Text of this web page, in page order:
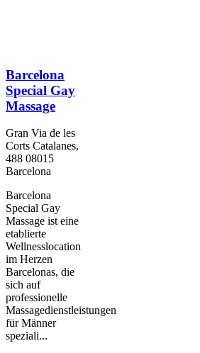
Barcelona
Special Gay
Massage
Gran Via de les
Corts Catalanes,
488 08015
Barcelona
Barcelona
Special Gay
Massage ist eine
etablierte
Wellnesslocation
im Herzen
Barcelonas, die
sich auf
professionelle
Massagedienstleistungen
für Männer
speziali...